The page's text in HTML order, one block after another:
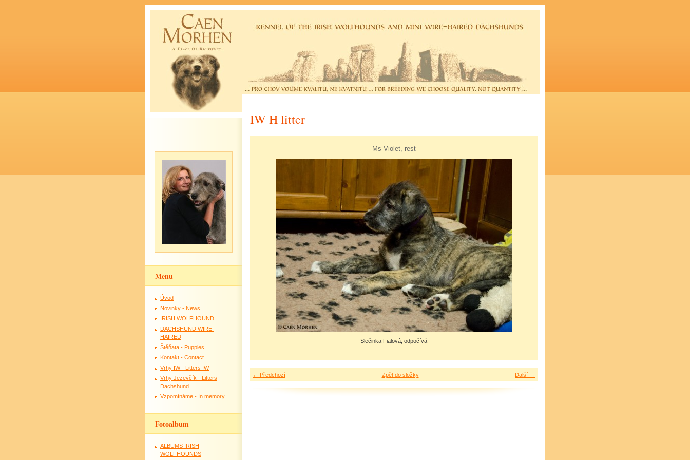
IW H litter
Ms Violet, rest
Slečinka Fialová, odpočívá
← Předchozí Další →
Zpět do složky
Menu
Úvod
Novinky - News
IRISH WOLFHOUND
DACHSHUND WIRE-
HAIRED
Štěňata - Puppies
Kontakt - Contact
Vrhy IW - Litters IW
Vrhy Jezevčík - Litters
Dachshund
Vzpomínáme - In memory
Fotoalbum
ALBUMS IRISH
WOLFHOUNDS